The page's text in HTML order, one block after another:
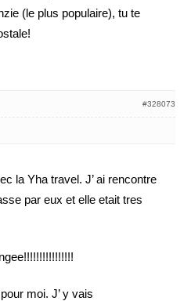
(le plus populaire), tu te
#328073
la Yha travel. J’ ai rencontre
par eux et elle etait tres
moi. J’ y vais